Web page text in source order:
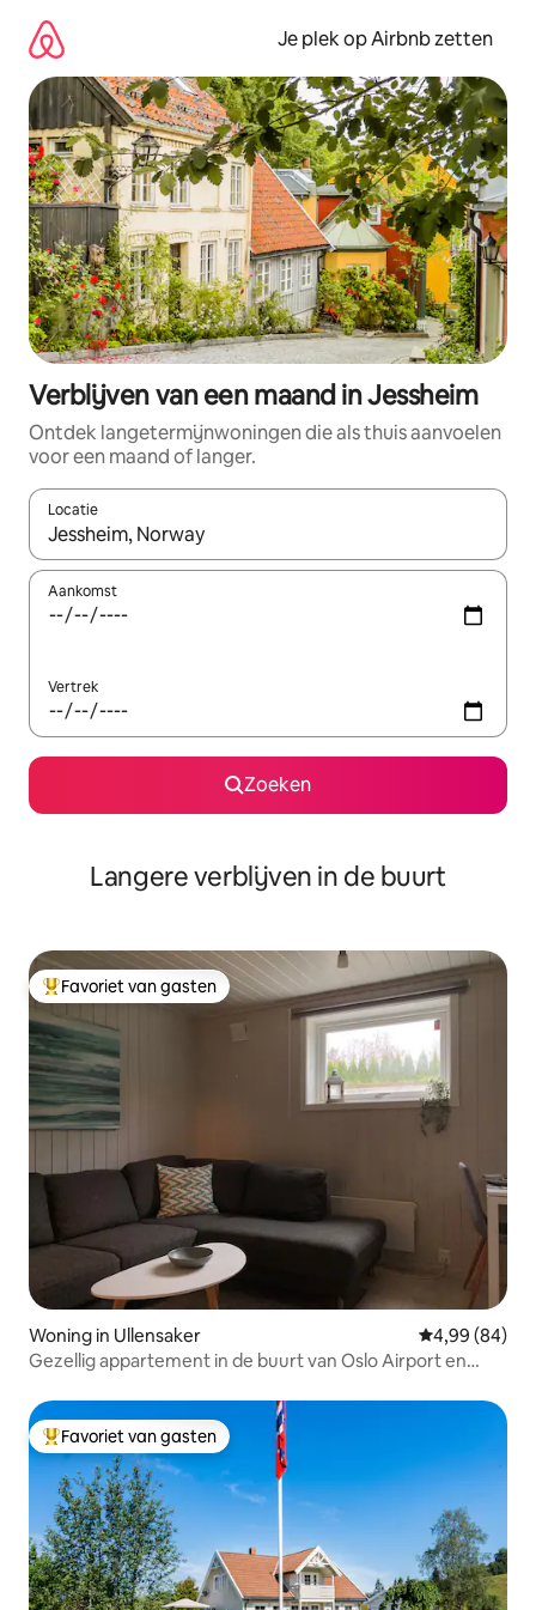
direct
naar
inhoud
Je plek op Airbnb zetten
Verblijven van een maand in Jessheim
Ontdek langetermijnwoningen die als thuis aanvoelen
voor een maand of langer.
Locatie
Wanneer er resultaten beschikbaar zijn, maak je een keuze
Aankomst
Vertrek
Zoeken
Langere verblijven in de buurt
Topfavoriet van gasten
Favoriet van gasten
Woning in Ullensaker Gemiddelde
4,99 (84)
Gezellig appartement in de buurt van Oslo Airport en
Topfavoriet van gasten
Favoriet van gasten